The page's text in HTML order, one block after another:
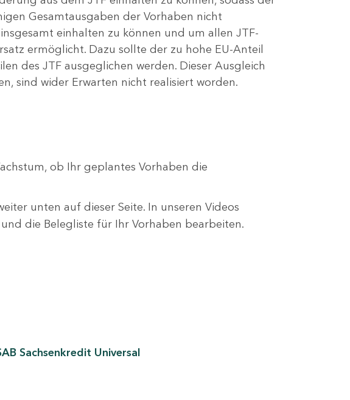
Gesamtausgaben der Vorhaben nicht
einhalten zu können und um allen JTF-
ermöglicht. Dazu sollte der zu hohe EU-Anteil
des JTF ausgeglichen werden. Dieser Ausgleich
sind wider Erwarten nicht realisiert worden.
ob Ihr geplantes Vorhaben die
unten auf dieser Seite. In unseren Videos
die Belegliste für Ihr Vorhaben bearbeiten.
Sachsenkredit Universal